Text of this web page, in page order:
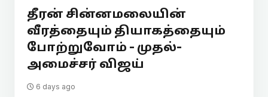
தீரன் சின்னமலையின்
வீரத்தையும் தியாகத்தையும்
போற்றுவோம் - முதல்-
அமைச்சர் விஜய்
6 days ago